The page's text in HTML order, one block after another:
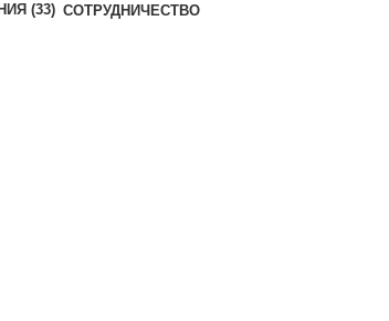
СОТРУДНИЧЕСТВО